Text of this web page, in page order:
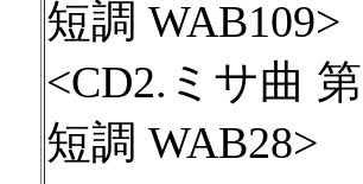
短調 WAB109>
<CD2.ミサ曲
短調 WAB28>